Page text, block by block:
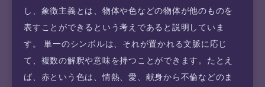
し、象徴主義とは、物体や色などの物体が他のものを
表すことができるという考えであると説明していま
す。 単一のシンボルは、それが置かれる文脈に応じ
て、複数の解釈や意味を持つことができます。たとえ
ば、赤という色は、情熱、愛、献身から不倫などのま